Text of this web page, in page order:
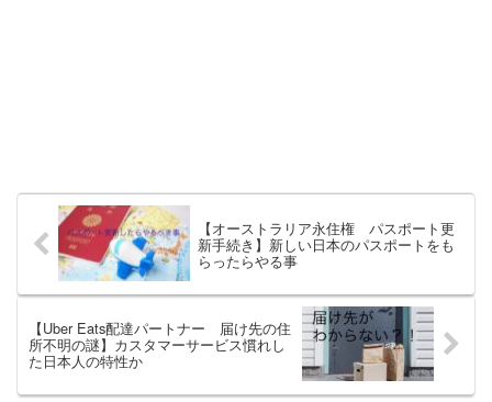
【オーストラリア永住権 パスポート更
新手続き】新しい日本のパスポートをも
らったらやる事
【Uber Eats配達パートナー 届け先の住
所不明の謎】カスタマーサービス慣れし
た日本人の特性か